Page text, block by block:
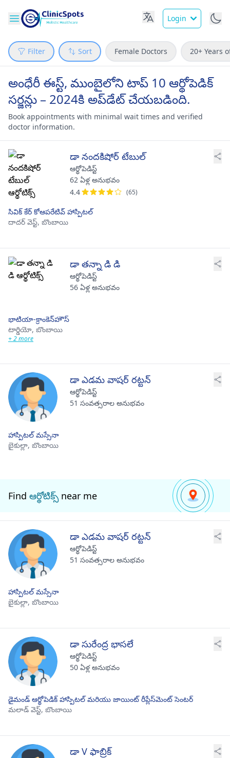
Login
Filter Sort Female Doctors 20+ Years
అంధేరీ ఈస్ట్, ముంబైలోని టాప్ 10 ఆర్థోపెడిక్
సర్జన్లు – 2024కి అప్‌డేట్ చేయబడింది.
Book appointments with minimal wait times and verified
doctor information.
డా నందకిషోర్ టేబుల్
ఆర్థోపెడిస్ట్
62 ఏళ్ల అనుభవం
4.4
(65)
సివిక్ కేర్ కోఆపరేటివ్ హాస్పిటల్
దాదర్ వెస్ట్, బొంబాయి
డా తన్నా డి డి
ఆర్థోపెడిస్ట్
56 ఏళ్ల అనుభవం
భాటియా-క్రాంకెన్‌హౌస్
టార్డియో, బొంబాయి
+ 2 more
డా ఎడమ వాషర్ రట్టన్
ఆర్థోపెడిస్ట్
51 సంవత్సరాల అనుభవం
హాస్పిటల్ మస్సేనా
బైకుల్లా, బొంబాయి
Find ఆర్థోటిక్స్ near me
డా ఎడమ వాషర్ రట్టన్
ఆర్థోపెడిస్ట్
51 సంవత్సరాల అనుభవం
హాస్పిటల్ మస్సేనా
బైకుల్లా, బొంబాయి
డా సురేంద్ర భాసలే
ఆర్థోపెడిస్ట్
50 ఏళ్ల అనుభవం
డైమండ్ ఆర్థోపెడిక్ హాస్పిటల్ మరియు జాయింట్ రీప్లేస్‌మెంట్ సెంటర్
మలాడ్ వెస్ట్, బొంబాయి
డా V ఫాబ్రిక్